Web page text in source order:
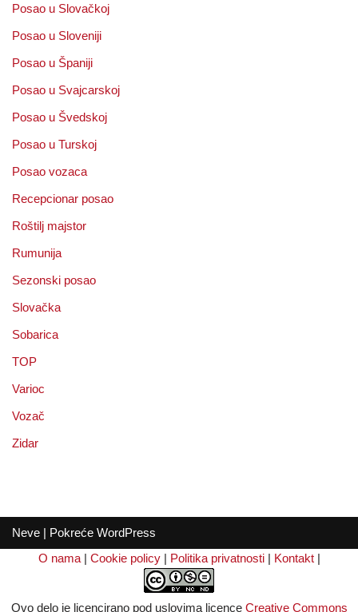
Posao u Slovačkoj
Posao u Sloveniji
Posao u Španiji
Posao u Svajcarskoj
Posao u Švedskoj
Posao u Turskoj
Posao vozaca
Recepcionar posao
Roštilj majstor
Rumunija
Sezonski posao
Slovačka
Sobarica
TOP
Varioc
Vozač
Zidar
Neve | Pokreće WordPress
O nama | Cookie policy | Politika privatnosti | Kontakt |
Ovo delo je licencirano pod uslovima licence Creative Commons